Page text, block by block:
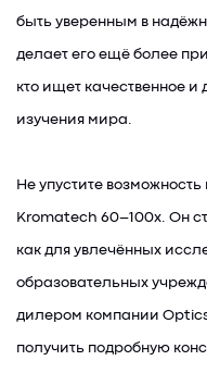
быть уверенным в
делает его ещё более
кто ищет качественное и
изучения мира.
Не упустите
Kromatech 60–100x. Он
как для увлечённых
образовательных
дилером компании
получить подробную